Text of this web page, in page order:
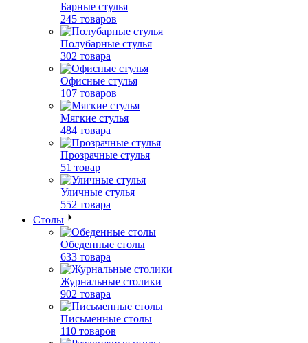
Барные стулья
245 товаров
Полубарные стулья
302 товара
Офисные стулья
107 товаров
Мягкие стулья
484 товара
Прозрачные стулья
51 товар
Уличные стулья
552 товара
Столы
Обеденные столы
633 товара
Журнальные столики
902 товара
Письменные столы
110 товаров